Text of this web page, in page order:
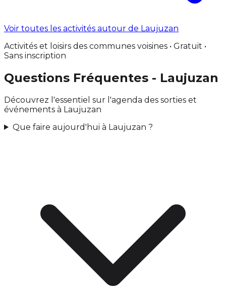
Voir toutes les activités autour de Laujuzan
Activités et loisirs des communes voisines • Gratuit •
Sans inscription
Questions Fréquentes - Laujuzan
Découvrez l'essentiel sur l'agenda des sorties et
événements à Laujuzan
Que faire aujourd'hui à Laujuzan ?